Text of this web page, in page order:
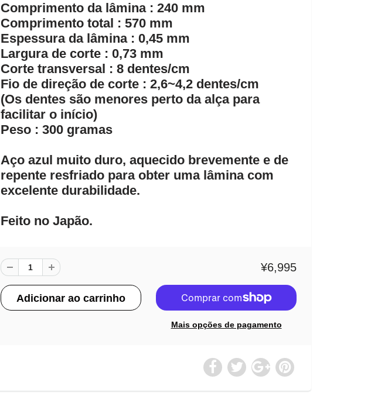
Comprimento da lâmina : 240 mm
Comprimento total : 570 mm
Espessura da lâmina : 0,45 mm
Largura de corte : 0,73 mm
Corte transversal : 8 dentes/cm
Fio de direção de corte : 2,6~4,2 dentes/cm
(Os dentes são menores perto da alça para
facilitar o início)
Peso : 300 gramas
Aço azul muito duro, aquecido brevemente e de
repente resfriado para obter uma lâmina com
excelente durabilidade.
Feito no Japão.
¥6,995
Mais opções de pagamento